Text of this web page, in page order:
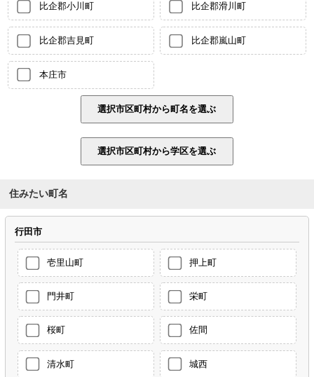
比企郡小川町 比企郡滑川町
比企郡吉見町 比企郡嵐山町
本庄市
住みたい町名
行田市
壱里山町 押上町
門井町 栄町
桜町 佐間
清水町 城西